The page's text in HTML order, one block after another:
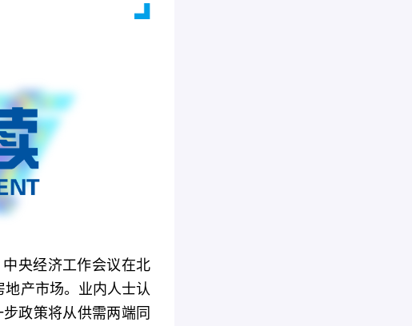
央经济工作会议在北
产市场。业内人士认
政策将从供需两端同